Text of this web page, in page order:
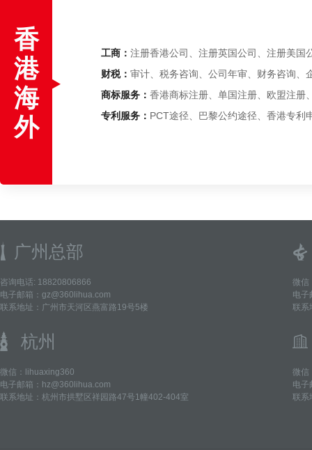
香
港
海
外
工商： 注册香港公司、注册英国公司、注册美国
财税： 审计、税务咨询、公司年审、财务咨询、
商标服务： 香港商标注册、单国注册、欧盟注册
专利服务： PCT途径、巴黎公约途径、香港专利
广州总部
咨询电话: 18820806866
电子邮箱：gz@360lihua.com
联系地址：广州市天河区燕富路19号5楼
微信
电子
联系
杭州
微信：lihuaxing360
电子邮箱：hz@360lihua.com
联系地址：杭州市拱墅区祥园路47号1幢402-404室
微信
电子
联系